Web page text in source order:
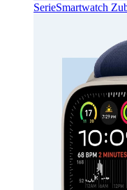
SerieSmartwatch